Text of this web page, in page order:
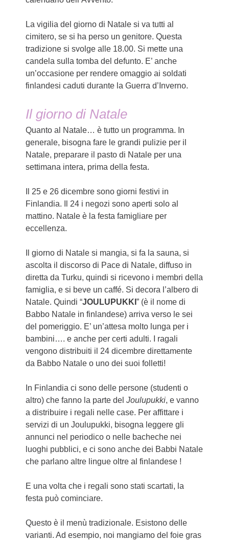
La vigilia del giorno di Natale si va tutti al
cimitero, se si ha perso un genitore. Questa
tradizione si svolge alle 18.00. Si mette una
candela sulla tomba del defunto. E’ anche
un’occasione per rendere omaggio ai soldati
finlandesi caduti durante la Guerra d’Inverno.
Il giorno di Natale
Quanto al Natale… è tutto un programma. In
generale, bisogna fare le grandi pulizie per il
Natale, preparare il pasto di Natale per una
settimana intera, prima della festa.
Il 25 e 26 dicembre sono giorni festivi in
Finlandia. Il 24 i negozi sono aperti solo al
mattino. Natale è la festa famigliare per
eccellenza.
Il giorno di Natale si mangia, si fa la sauna, si
ascolta il discorso di Pace di Natale, diffuso in
diretta da Turku, quindi si ricevono i membri della
famiglia, e si beve un caffé. Si decora l’albero di
Natale. Quindi “JOULUPUKKI” (è il nome di
Babbo Natale in finlandese) arriva verso le sei
del pomeriggio. E’ un’attesa molto lunga per i
bambini…. e anche per certi adulti. I ragali
vengono distribuiti il 24 dicembre direttamente
da Babbo Natale o uno dei suoi folletti!
In Finlandia ci sono delle persone (studenti o
altro) che fanno la parte delJoulupukki, e vanno
a distribuire i regali nelle case. Per affittare i
servizi di un Joulupukki, bisogna leggere gli
annunci nel periodico o nelle bacheche nei
luoghi pubblici, e ci sono anche dei Babbi Natale
che parlano altre lingue oltre al finlandese !
E una volta che i regali sono stati scartati, la
festa può cominciare.
Questo è il menù tradizionale. Esistono delle
varianti. Ad esempio, noi mangiamo del foie gras